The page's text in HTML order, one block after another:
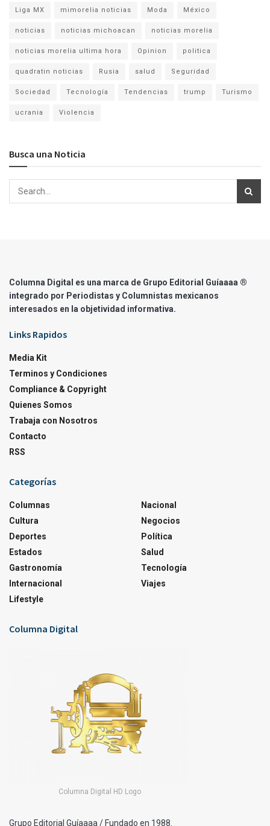
Liga MX mimorelia noticias Moda México
noticias noticias michoacan noticias morelia
noticias morelia ultima hora Opinion politica
quadratin noticias Rusia salud Seguridad
Sociedad Tecnología Tendencias trump Turismo
ucrania Violencia
Busca una Noticia
Columna Digital es una marca de Grupo Editorial Guíaaaa ®
integrado por Periodistas y Columnistas mexicanos
interesados en la objetividad informativa.
Links Rapidos
Media Kit
Terminos y Condiciones
Compliance & Copyright
Quienes Somos
Trabaja con Nosotros
Contacto
RSS
Categorías
Columnas
Cultura
Deportes
Estados
Gastronomía
Internacional
Lifestyle
Nacional
Negocios
Política
Salud
Tecnología
Viajes
Columna Digital
Columna Digital HD Logo
Grupo Editorial Guíaaaa / Fundado en 1988.